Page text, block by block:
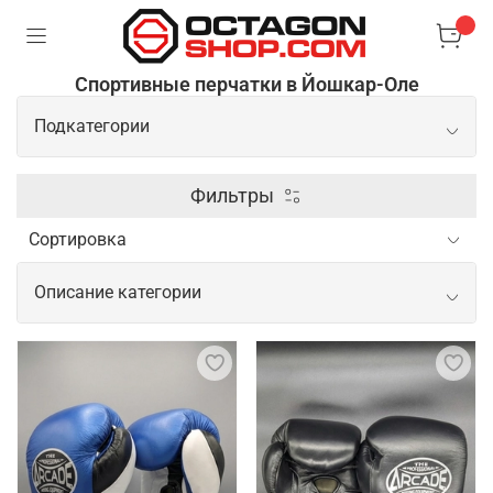
Спортивные перчатки в Йошкар-Оле
Подкатегории
Боксерские перчатки
Перчатки для ММА
Снарядные перчатки
Фильтры
Описание категории
Спортивные перчатки для активных
тренировок и соревнований
Перчатки для тренировок играют важную роль в
обеспечении комфорта и безопасности
спортсмена. Они защищают руки от мозолей,